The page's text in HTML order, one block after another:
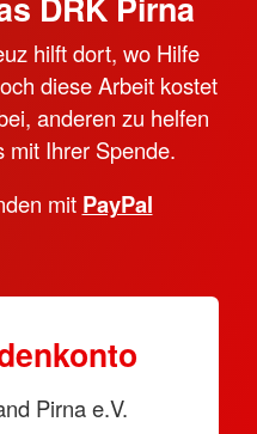
hilft dort, wo Hilfe
diese Arbeit kostet
anderen zu helfen
mit Ihrer Spende.
mit PayPal
Pirna e.V.